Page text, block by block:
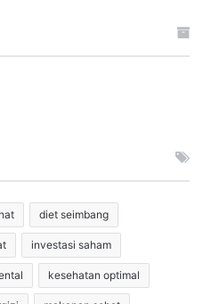
diet seimbang
investasi saham
kesehatan optimal